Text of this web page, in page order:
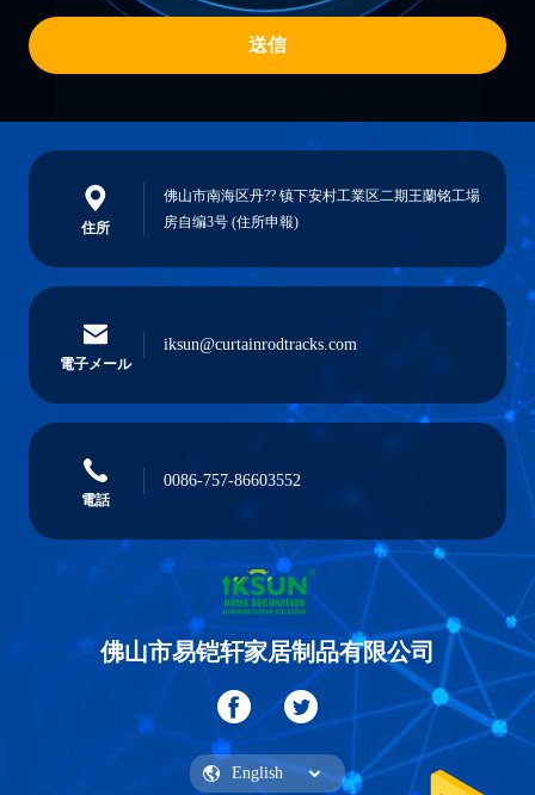
送信
住所
佛山市南海区丹?? 镇下安村工業区二期王蘭铭工場
房自编3号 (住所申報)
電子メール
iksun@curtainrodtracks.com
電話
0086-757-86603552
佛山市易铠轩家居制品有限公司